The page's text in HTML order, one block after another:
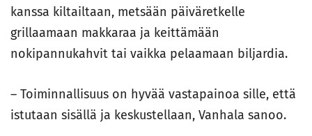
kanssa kiltailtaan, metsään päiväretkelle
grillaamaan makkaraa ja keittämään
nokipannukahvit tai vaikka pelaamaan biljardia.
– Toiminnallisuus on hyvää vastapainoa sille, että
istutaan sisällä ja keskustellaan, Vanhala sanoo.